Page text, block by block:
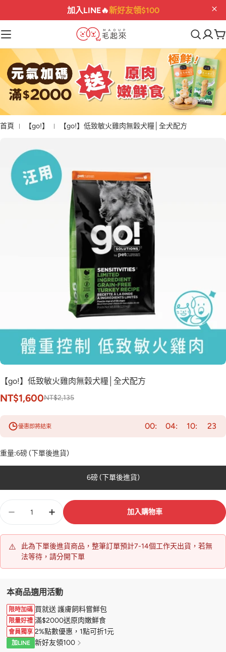
加入LINE🔥新好友領$100
購
物
車
首頁 【go!】 【go!】低致敏火雞肉無穀犬糧│全犬配方
【go!】低致敏火雞肉無穀犬糧│全犬配方
NT$1,600NT$2,135
優惠即將結束 00 04 10 22
重量:6磅 (下單後進貨)
6磅 (下單後進貨)
加入購物車
⚠️
此為下單後進貨商品，整筆訂單預計7-14個工作天出貨，若無
法等待，請分開下單
本商品適用活動
限時加碼 買就送 護膚飼料嘗鮮包
限量好禮 滿$2000送原肉嫩鮮食
會員獨享 2%點數優惠，1點可折1元
加LINE 新好友領100